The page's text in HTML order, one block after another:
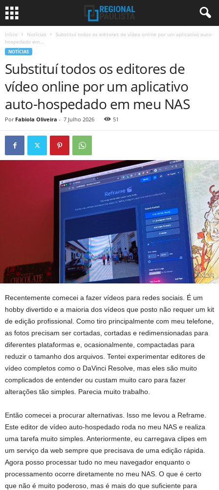
Início Notícias
Substituí todos os editores de vídeo online por um aplicativo auto-
hospedado em...
NOTÍCIAS
Substituí todos os editores de
vídeo online por um aplicativo
auto-hospedado em meu NAS
Por Fabiola Oliveira - 7 Julho 2026 51
Recentemente comecei a fazer vídeos para redes sociais. É um
hobby divertido e a maioria dos vídeos que posto não requer um kit
de edição profissional. Como tiro principalmente com meu telefone,
as fotos precisam ser cortadas, cortadas e redimensionadas para
diferentes plataformas e, ocasionalmente, compactadas para
reduzir o tamanho dos arquivos. Tentei experimentar editores de
vídeo completos como o DaVinci Resolve, mas eles são muito
complicados de entender ou custam muito caro para fazer
alterações tão simples. Parecia muito trabalho.
Então comecei a procurar alternativas. Isso me levou a Reframe.
Este editor de vídeo auto-hospedado roda no meu NAS e realiza
uma tarefa muito simples. Anteriormente, eu carregava clipes em
um serviço da web sempre que precisava de uma edição rápida.
Agora posso processar tudo no meu navegador enquanto o
processamento ocorre diretamente no meu NAS. O que é certo
que não é muito poderoso, mas é mais do que suficiente para